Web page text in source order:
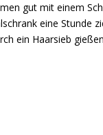
gut mit einem
eine Stunde
ein Haarsieb